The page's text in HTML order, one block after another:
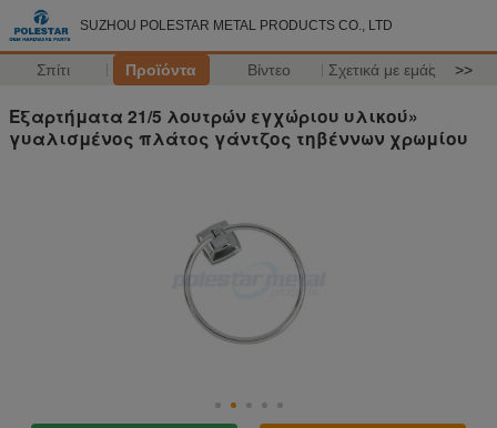
SUZHOU POLESTAR METAL PRODUCTS CO., LTD
Σπίτι Προϊόντα Βίντεο Σχετικά με εμάς >>
Εξαρτήματα 21/5 λουτρών εγχώριου υλικού»
γυαλισμένος πλάτος γάντζος τηβέννων χρωμίου